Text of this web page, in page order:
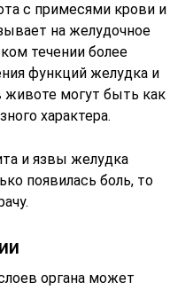
с примесями крови и
на желудочное
течении более
функций желудка и
животе могут быть как
характера.
и язвы желудка
появилась боль, то
органа может